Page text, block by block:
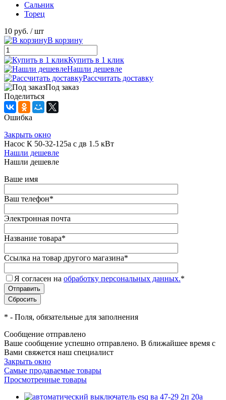
Сальник
Торец
10 руб. / шт
В корзину
Купить в 1 клик
Нашли дешевле
Рассчитать доставку
Под заказ
Поделиться
Ошибка
Закрыть окно
Насос К 50-32-125а с дв 1.5 кВт
Нашли дешевле
Нашли дешевле
Ваше имя
Ваш телефон*
Электронная почта
Название товара*
Ссылка на товар другого магазина*
Я согласен на обработку персональных данных.*
* - Поля, обязательные для заполнения
Сообщение отправлено
Ваше сообщение успешно отправлено. В ближайшее время с
Вами свяжется наш специалист
Закрыть окно
Самые продаваемые товары
Просмотренные товары